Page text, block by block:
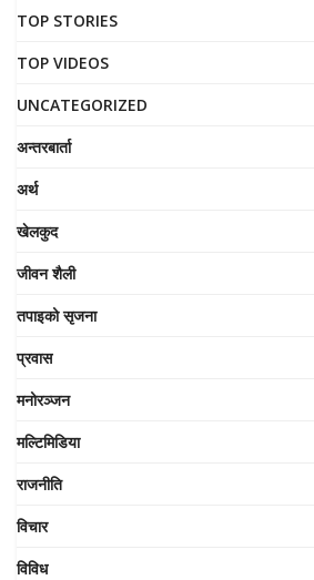
TOP STORIES
TOP VIDEOS
UNCATEGORIZED
अन्तरबार्ता
अर्थ
खेलकुद
जीवन शैली
तपाइको सृजना
प्रवास
मनोरञ्जन
मल्टिमिडिया
राजनीति
विचार
विविध